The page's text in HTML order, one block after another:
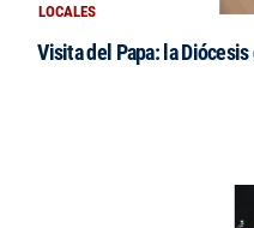
LOCALES
Visita del Papa: la